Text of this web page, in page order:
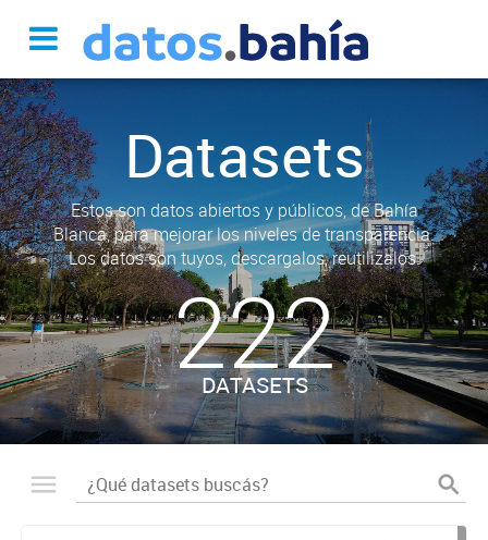
Datasets
Estos son datos abiertos y públicos, de Bahía
Blanca, para mejorar los niveles de transparencia.
Los datos son tuyos, descargalos, reutilizalos.
222
DATASETS